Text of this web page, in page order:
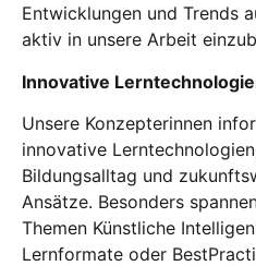
Entwicklungen und Trends
aktiv in unsere Arbeit
Innovative
Unsere Konzepterinnen
innovative
Bildungsalltag und
Ansätze. Besonders
Themen Künstliche
Lernformate oder